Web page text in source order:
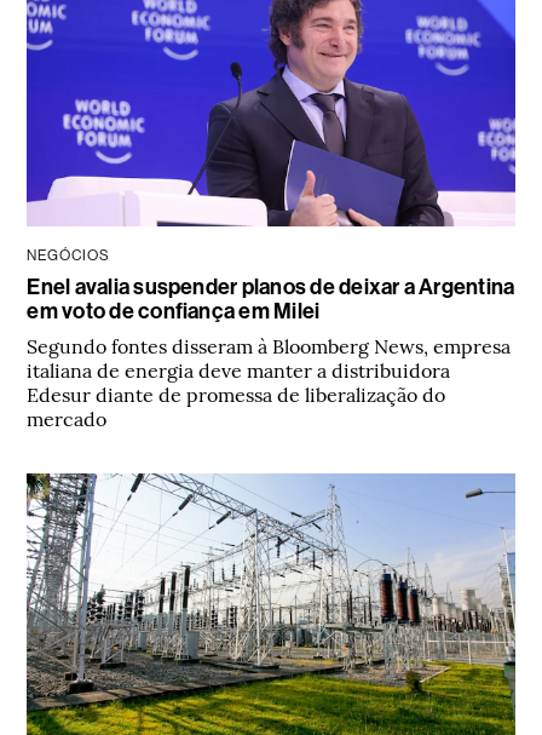
NEGÓCIOS
Enel avalia suspender planos de deixar a Argentina
em voto de confiança em Milei
Segundo fontes disseram à Bloomberg News, empresa
italiana de energia deve manter a distribuidora
Edesur diante de promessa de liberalização do
mercado